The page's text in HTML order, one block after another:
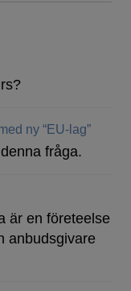
ny “EU-lag”
fråga.
är en företeelse
anbudsgivare